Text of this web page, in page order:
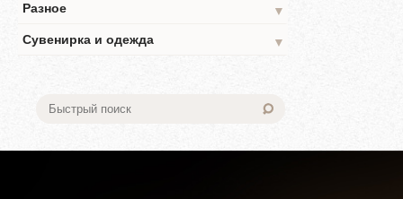
Разное
▼
Сувенирка и одежда
▼